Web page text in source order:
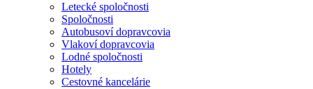
Letecké spoločnosti
Spoločnosti
Autobusoví dopravcovia
Vlakoví dopravcovia
Lodné spoločnosti
Hotely
Cestovné kancelárie